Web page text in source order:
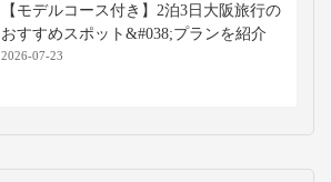
【モデルコース付き】2泊3日大阪旅行の
おすすめスポット&#038;プランを紹介
2026-07-23